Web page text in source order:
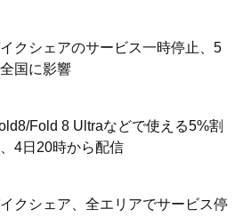
クシェアのサービス一時停止、5
国に影響
Fold 8 Ultraなどで使える5%割
4日20時から配信
クシェア、全エリアでサービス停